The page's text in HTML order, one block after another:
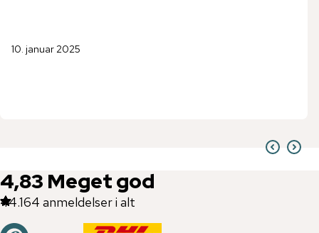
10. januar 2025
4,83 Meget god
44.164 anmeldelser i alt